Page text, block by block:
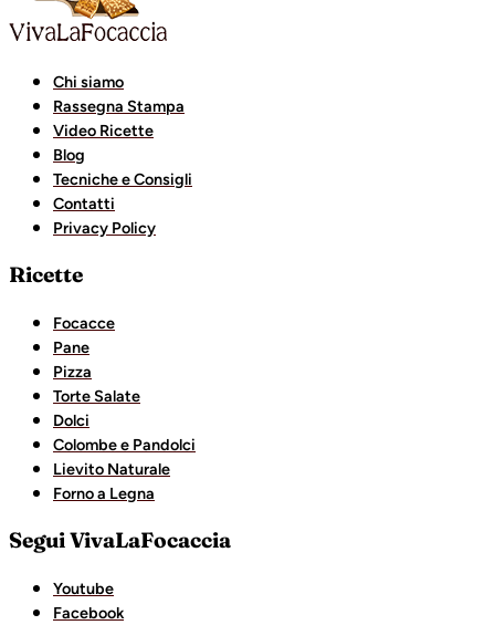
Chi siamo
Rassegna Stampa
Video Ricette
Blog
Tecniche e Consigli
Contatti
Privacy Policy
Ricette
Focacce
Pane
Pizza
Torte Salate
Dolci
Colombe e Pandolci
Lievito Naturale
Forno a Legna
Segui VivaLaFocaccia
Youtube
Facebook